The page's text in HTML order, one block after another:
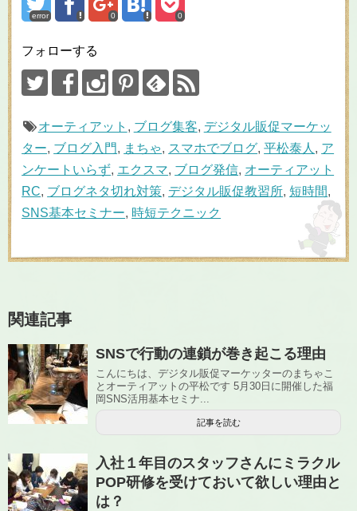
error 0 0
フォローする
オーティアット , ブログ集客, デジタル販促マーケッ
ター, ブログ入門, まちゃ, スマホでブログ,平松泰人 , ア
ンケートいらず, エクスマ, ブログ発信, オーティアット
RC, ブログネタ切れ対策, デジタル販促教習所,短時間,
SNS基本セミナー, 時短テクニック
関連記事
SNSで行動の連鎖が巻き起こる理由
こんにちは、デジタル販促マーケッターのまちゃこ
とオーティアットの平松です 5月30日に開催した福
岡SNS活用基本セミナ...
記事を読む
入社１年目のスタッフさんにミラクル
POP研修を受けておいて欲しい理由と
は？